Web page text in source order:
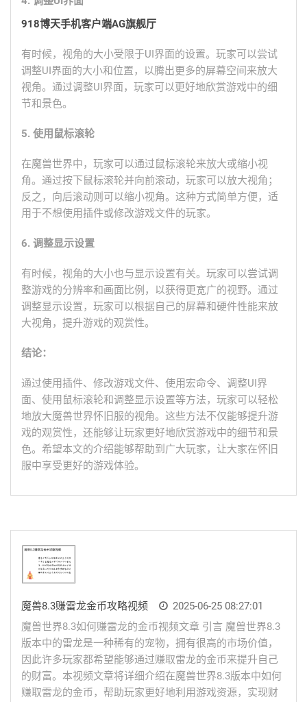
918博天手机客户端AG旗舰厅
有时候，视角的大小受限于UI界面的设置。玩家可以尝试
调整UI界面的大小和位置，以腾出更多的屏幕空间来放大
视角。通过调整UI界面，玩家可以更好地欣赏游戏中的细
节和景色。
5. 使用鼠标滚轮
在魔兽世界中，玩家可以通过鼠标滚轮来放大或缩小视
角。通过按下鼠标滚轮并向前滚动，玩家可以放大视角；
反之，向后滚动则可以缩小视角。这种方式简单方便，适
用于不想使用插件或修改游戏文件的玩家。
6. 调整显示设置
有时候，视角的大小也与显示设置有关。玩家可以尝试调
整游戏的分辨率和画面比例，以获得更宽广的视野。通过
调整显示设置，玩家可以根据自己的屏幕和硬件性能来放
大视角，提升游戏的观赏性。
结论：
通过使用插件、修改游戏文件、使用宏命令、调整UI界
面、使用鼠标滚轮和调整显示设置等方法，玩家可以轻松
地放大魔兽世界怀旧服的视角。这些方法不仅能够提升游
戏的观赏性，还能够让玩家更好地欣赏游戏中的细节和景
色。希望本文的介绍能够帮助到广大玩家，让大家在怀旧
服中享受更好的游戏体验。
魔兽8.3赚雷龙金币攻略视频
2025-06-25 08:27:01
魔兽世界8.3如何赚雷龙的金币视频文章 引言 魔兽世界8.3
版本中的雷龙是一种稀有的宠物，拥有很高的市场价值，
因此许多玩家都希望能够通过赚取雷龙的金币来提升自己
的财富。本视频文章将详细介绍在魔兽世界8.3版本中如何
赚取雷龙的金币，帮助玩家更好地利用游戏资源，实现财